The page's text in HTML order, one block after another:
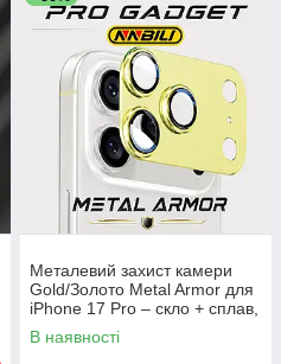
Металевий захист камери
Gold/Золото Metal Armor для
iPhone 17 Pro – скло + сплав,
накладка на лінзу
В наявності